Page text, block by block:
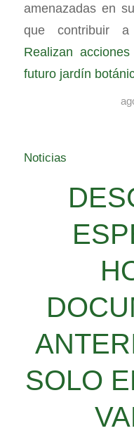
amenazadas en
que contribuir
Realizan
futuro jardín
Noticias
SOLO